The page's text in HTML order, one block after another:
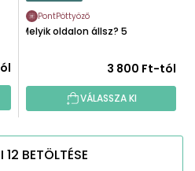
PontPöttyöző
Melyik oldalon állsz? 5
3 800 Ft-tól
VÁLASSZA KI
BETÖLTÉSE